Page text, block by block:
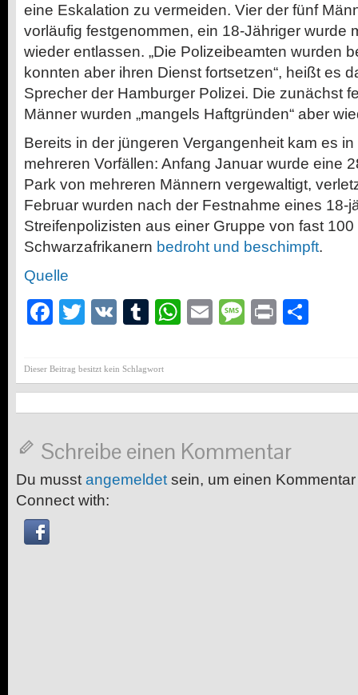
eine Eskalation zu vermeiden. Vier der fünf
vorläufig festgenommen, ein 18-Jähriger wurde
wieder entlassen. „Die Polizeibeamten wurden
konnten aber ihren Dienst fortsetzen“, heißt es
Sprecher der Hamburger Polizei. Die zunächst
Männer wurden „mangels Haftgründen“ aber
Bereits in der jüngeren Vergangenheit kam es
mehreren Vorfällen: Anfang Januar wurde eine
Park von mehreren Männern vergewaltigt,
Februar wurden nach der Festnahme eines 18-
Streifenpolizisten aus einer Gruppe von fast
Schwarzafrikanern bedroht und beschimpft.
Quelle
Facebook
Twitter
VK Tumblr
WhatsApp
EmailMessage
Print
Dieser Beitrag besitzt kein Schlagwort
Schreibe einen Kommentar
Du musst angemeldet sein, um einen
Connect with: